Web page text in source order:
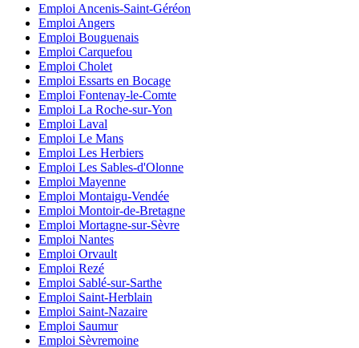
Emploi Ancenis-Saint-Géréon
Emploi Angers
Emploi Bouguenais
Emploi Carquefou
Emploi Cholet
Emploi Essarts en Bocage
Emploi Fontenay-le-Comte
Emploi La Roche-sur-Yon
Emploi Laval
Emploi Le Mans
Emploi Les Herbiers
Emploi Les Sables-d'Olonne
Emploi Mayenne
Emploi Montaigu-Vendée
Emploi Montoir-de-Bretagne
Emploi Mortagne-sur-Sèvre
Emploi Nantes
Emploi Orvault
Emploi Rezé
Emploi Sablé-sur-Sarthe
Emploi Saint-Herblain
Emploi Saint-Nazaire
Emploi Saumur
Emploi Sèvremoine